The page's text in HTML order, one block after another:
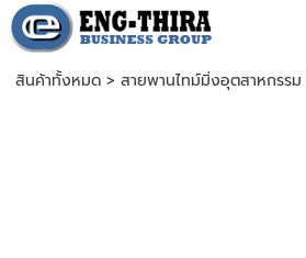
สินค้าทั้งหมด> สายพานไทม์มิ่งอุตสาหกรรม